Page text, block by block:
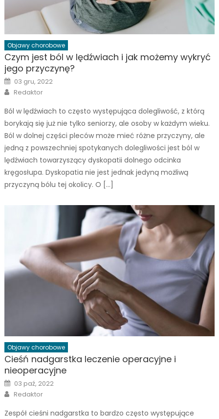
Objawy chorobowe
Czym jest ból w lędźwiach i jak możemy wykryć
jego przyczynę?
Posted
on
03 gru, 2022
Author
Redaktor
Ból w lędźwiach to często występująca dolegliwość, z którą
borykają się już nie tylko seniorzy, ale osoby w każdym wieku.
Ból w dolnej części pleców może mieć różne przyczyny, ale
jedną z powszechniej spotykanych dolegliwości jest ból w
lędźwiach towarzyszący dyskopatii dolnego odcinka
kręgosłupa. Dyskopatia nie jest jednak jedyną możliwą
przyczyną bólu tej okolicy. O […]
Objawy chorobowe
Cieśń nadgarstka leczenie operacyjne i
nieoperacyjne
Posted
on
03 paź, 2022
Author
Redaktor
Zespół cieśni nadgarstka to bardzo często występujące